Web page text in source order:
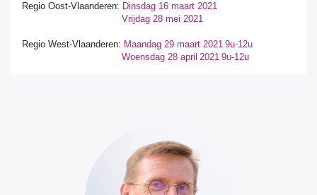
Regio Oost-Vlaanderen: Dinsdag 16 maart 2021
Vrijdag 28 mei 2021
Regio West-Vlaanderen: Maandag 29 maart 2021 9u-12u
Woensdag 28 april 2021 9u-12u